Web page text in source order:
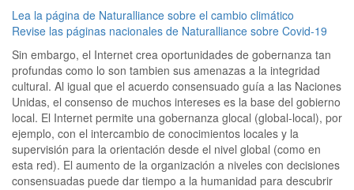
Lea la página de Naturalliance sobre el cambio climático
Revise las páginas nacionales de Naturalliance sobre Covid-19
Sin embargo, el Internet crea oportunidades de gobernanza tan
profundas como lo son tambien sus amenazas a la integridad
cultural. Al igual que el acuerdo consensuado guía a las Naciones
Unidas, el consenso de muchos intereses es la base del gobierno
local. El Internet permite una gobernanza glocal (global-local), por
ejemplo, con el intercambio de conocimientos locales y la
supervisión para la orientación desde el nivel global (como en
esta red). El aumento de la organización a niveles con decisiones
consensuadas puede dar tiempo a la humanidad para descubrir